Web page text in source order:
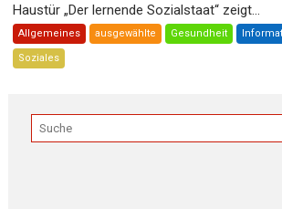
Haustür „Der lernende Sozialstaat“ zeigt...
Allgemeines ausgewählte Gesundheit
Soziales